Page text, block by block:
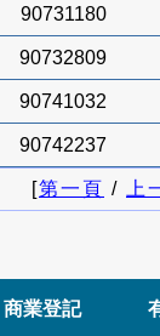
90731180
90732809
90741032
90742237
[第一頁 / 上
商業登記